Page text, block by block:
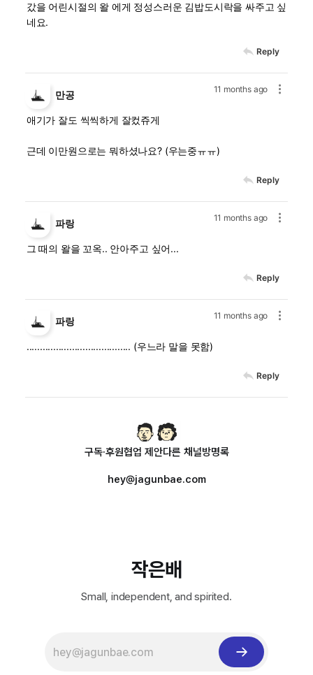
갔을 어린시절의 왈 에게 정성스러운 김밥도시락을 싸주고 싶
네요.
Reply
11 months ago
만공
애기가 잘도 씩씩하게 잘컸쥬게
근데 이만원으로는 뭐하셨나요? (우는중ㅠㅠ)
Reply
11 months ago
파랑
그 때의 왈을 꼬옥.. 안아주고 싶어...
Reply
11 months ago
파랑
....................................... (우느라 말을 못함)
Reply
구독·후원협업 제안다른 채널방명록
hey@jagunbae.com
작은배
Small, independent, and spirited.